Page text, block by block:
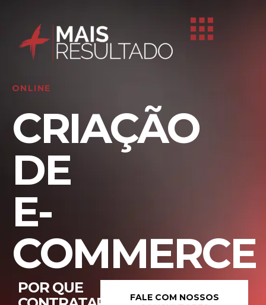
ONLINE
CRIAÇÃO
DE
E-
COMMERCE
POR QUE
FALE COM NOSSOS